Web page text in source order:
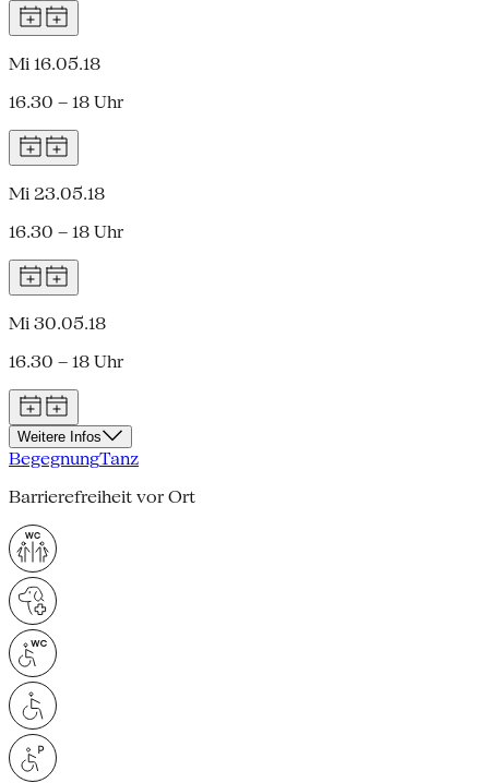
Mi 16.05.18
16.30 – 18 Uhr
Mi 23.05.18
16.30 – 18 Uhr
Mi 30.05.18
16.30 – 18 Uhr
Weitere Infos
BegegnungTanz
Barrierefreiheit vor Ort